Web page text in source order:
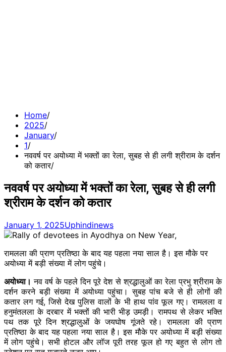
Home
2025
January
1
नववर्ष पर अयोध्या में भक्तों का रेला, सुबह से ही लगी श्रीराम के दर्शन
को कतार
नववर्ष पर अयोध्या में भक्तों का रेला, सुबह से ही लगी
श्रीराम के दर्शन को कतार
January 1, 2025Uphindinews
रामलला की प्राण प्रतिष्ठा के बाद यह पहला नया साल है। इस मौके पर
अयोध्या में बड़ी संख्या में लोग पहुंचे।
अयोध्या। नव वर्ष के पहले दिन पूरे देश से श्रद्धालुओं का रेला प्रभु श्रीराम के
दर्शन करने बड़ी संख्या में अयोध्या पहुंचा। सुबह पांच बजे से ही लोगों की
कतार लग गई, जिसे देख पुलिस वालों के भी हाथ पांव फूल गए। रामलला व
हनुमंतलला के दरबार में भक्तों की भारी भीड़ उमड़ी। रामपथ से लेकर भक्ति
पथ तक पूरे दिन श्रद्धालुओं के जयघोष गूंजते रहे। रामलला की प्राण
प्रतिष्ठा के बाद यह पहला नया साल है। इस मौके पर अयोध्या में बड़ी संख्या
में लोग पहुंचे। सभी होटल और लॉज पूरी तरह फूल हो गए बहुत से लोग तो